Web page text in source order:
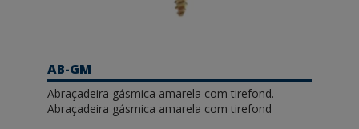
AB-GM
Abraçadeira gásmica amarela com tirefond.
Abraçadeira gásmica amarela com tirefond